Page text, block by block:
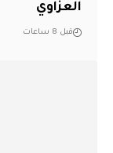
العزاوي
قبل 8 ساعات